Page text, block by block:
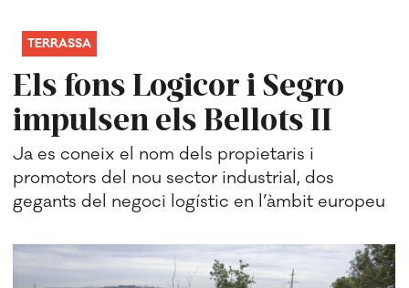
Els fons Logicor i Segro
impulsen els Bellots II
TERRASSA
Ja es coneix el nom dels propietaris i
promotors del nou sector industrial, dos
gegants del negoci logístic en l’àmbit europeu